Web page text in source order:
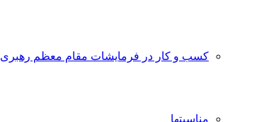
کسب و کار در فرمایشات مقام معظم رهبری
مناسبتها